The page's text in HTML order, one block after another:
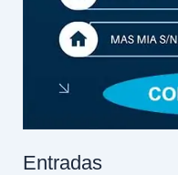
Entradas